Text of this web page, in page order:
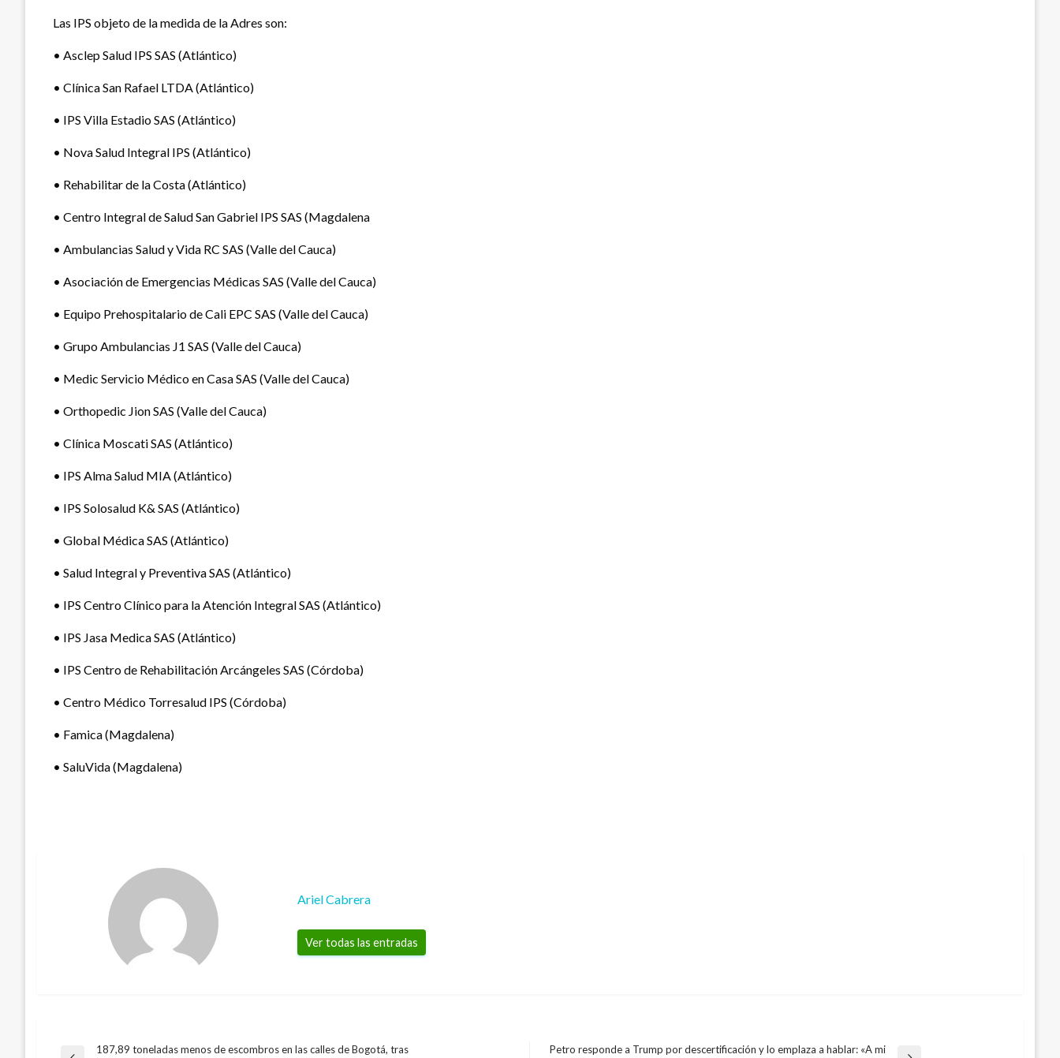
Las IPS objeto de la medida de la Adres son:
• Asclep Salud IPS SAS (Atlántico)
• Clínica San Rafael LTDA (Atlántico)
• IPS Villa Estadio SAS (Atlántico)
• Nova Salud Integral IPS (Atlántico)
• Rehabilitar de la Costa (Atlántico)
• Centro Integral de Salud San Gabriel IPS SAS (Magdalena
• Ambulancias Salud y Vida RC SAS (Valle del Cauca)
• Asociación de Emergencias Médicas SAS (Valle del Cauca)
• Equipo Prehospitalario de Cali EPC SAS (Valle del Cauca)
• Grupo Ambulancias J1 SAS (Valle del Cauca)
• Medic Servicio Médico en Casa SAS (Valle del Cauca)
• Orthopedic Jion SAS (Valle del Cauca)
• Clínica Moscati SAS (Atlántico)
• IPS Alma Salud MIA (Atlántico)
• IPS Solosalud K& SAS (Atlántico)
• Global Médica SAS (Atlántico)
• Salud Integral y Preventiva SAS (Atlántico)
• IPS Centro Clínico para la Atención Integral SAS (Atlántico)
• IPS Jasa Medica SAS (Atlántico)
• IPS Centro de Rehabilitación Arcángeles SAS (Córdoba)
• Centro Médico Torresalud IPS (Córdoba)
• Famica (Magdalena)
• SaluVida (Magdalena)
Ariel Cabrera
Ver todas las entradas
187,89 toneladas menos de escombros en las calles de Bogotá, tras
Petro responde a Trump por descertificación y lo emplaza a hablar: «A mi